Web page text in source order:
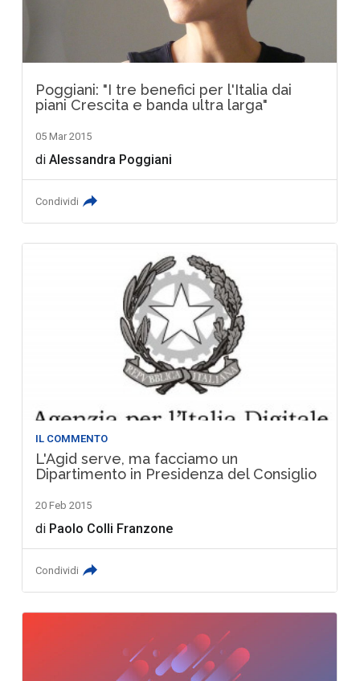
Poggiani: "I tre benefici per l'Italia dai
piani Crescita e banda ultra larga"
05 Mar 2015
diAlessandra Poggiani
Condividi
IL COMMENTO
L'Agid serve, ma facciamo un
Dipartimento in Presidenza del Consiglio
20 Feb 2015
di Paolo Colli Franzone
Condividi